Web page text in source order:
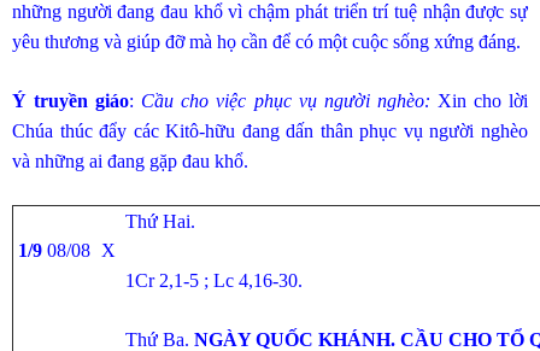
những người đang đau khổ vì chậm phát triển trí tuệ nhận được sự
yêu thương và giúp đỡ mà họ cần để có một cuộc sống xứng đáng.
Ý truyền giáo: Cầu cho việc phục vụ người nghèo: Xin cho lời
Chúa thúc đẩy các Kitô-hữu đang dấn thân phục vụ người nghèo
và những ai đang gặp đau khổ.
1/9 08/08 X
Thứ Hai.
1Cr 2,1-5 ; Lc 4,16-30.
Thứ Ba. NGÀY QUỐC KHÁNH. CẦU CHO TỔ